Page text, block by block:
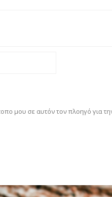
μου σε αυτόν τον πλοηγό για